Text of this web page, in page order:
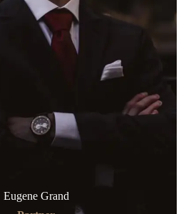
Eugene Grand